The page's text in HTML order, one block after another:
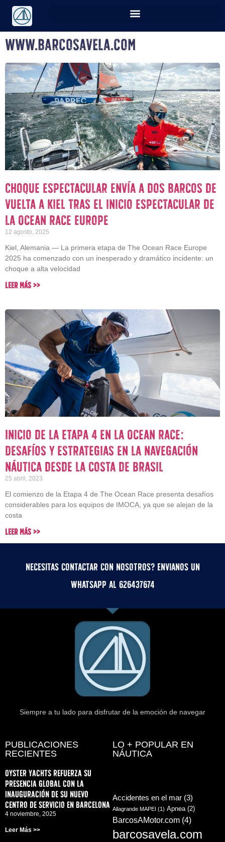
www.barcosavela.com
Choque espectacular envía a dos barcos de
vuelta a Kiel tras el inicio espectacular de
la Ocean Race Europe
12 agosto, 2025
Kiel, Alemania — La primera etapa de The Ocean Race Europe
2025 ha comenzado con un inesperado y dramático incidente: un
choque a alta velocidad
Leer Más >>
Inicio de la Etapa 4 en la Ocean Race:
Desafíos y estrategias en la navegación
náutica desde la costa de Brasil
25 abril, 2023
El comienzo de la Etapa 4 de The Ocean Race presenta desafíos
considerables para los equipos de IMOCA, ya que se alejan de la
costa
Leer Más >>
Necesitas contactar con nosotros? Envianos un
whatsApp al 626437674
Siempre a tu lado para disfrutar de la emoción de navegar
PUBLICACIONES
RECIENTES
Oyster Yachts refuerza su
presencia global con la
inauguración de su nuevo
centro de servicio en Barcelona
4 noviembre, 2025
Leer Más >>
LO + POPULAR EN
NÁUTICA
Accidentes en el mar (3)
Allagrande MAPEI (1) Apnea(2)
BarcosAMotor.com (4)
barcosavela.com